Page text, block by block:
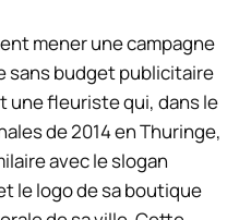
mener une campagne
sans budget publicitaire
une fleuriste qui, dans le
de 2014 en Thuringe,
avec le slogan
le logo de sa boutique